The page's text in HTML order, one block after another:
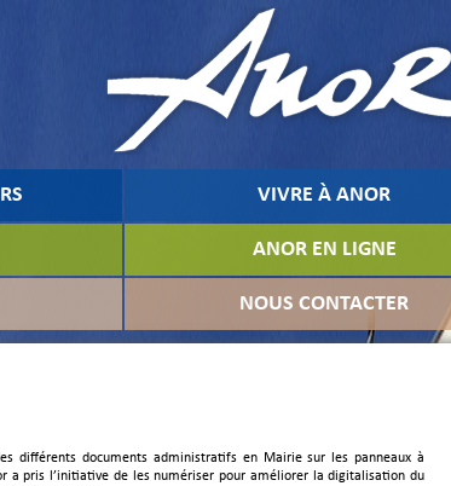
VIVRE À ANOR
ANOR EN LIGNE
NOUS CONTACTER
différents documents administratifs en Mairie sur les panneaux à
a pris l’initiative de les numériser pour améliorer la digitalisation du